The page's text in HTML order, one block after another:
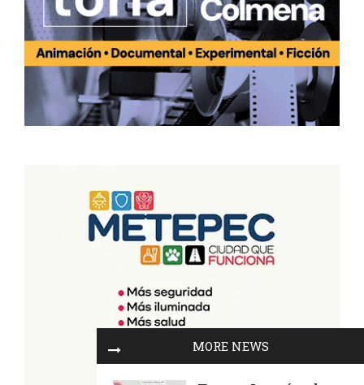
MORE NEWS